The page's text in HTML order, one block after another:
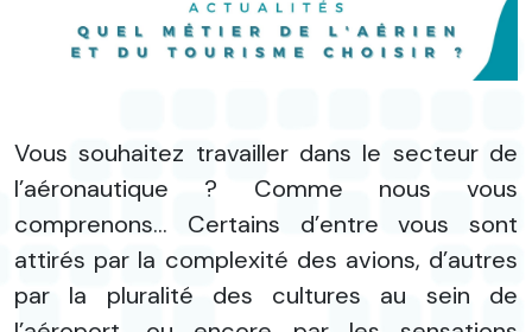
Vous souhaitez travailler dans le secteur de
l’aéronautique ? Comme nous vous
comprenons… Certains d’entre vous sont
attirés par la complexité des avions, d’autres
par la pluralité des cultures au sein de